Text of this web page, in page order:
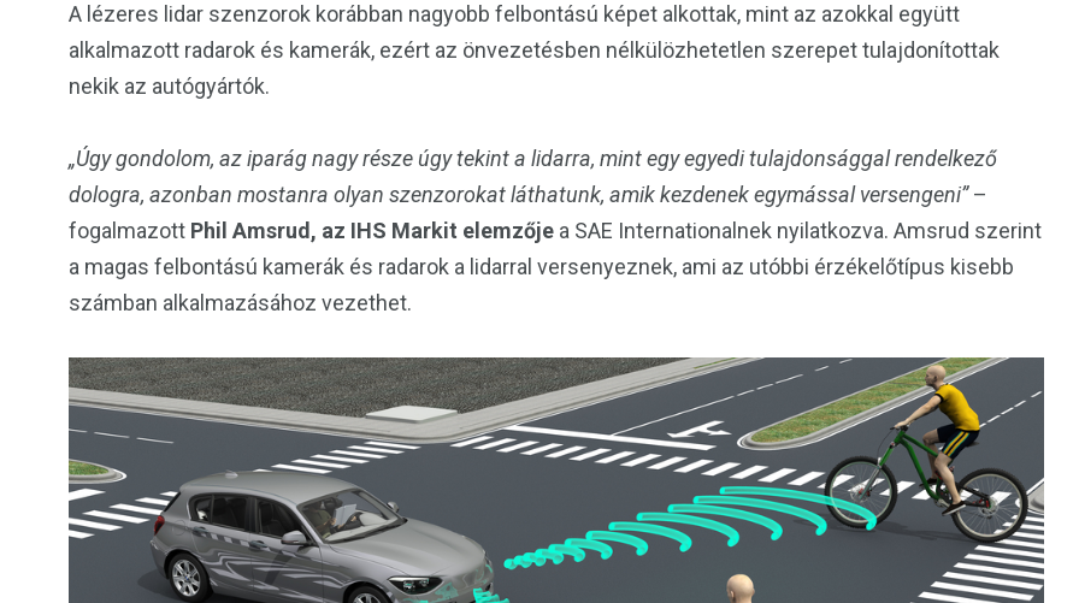
A lézeres lidar szenzorok korábban nagyobb felbontású képet alkottak, mint az azokkal együtt
alkalmazott radarok és kamerák, ezért az önvezetésben nélkülözhetetlen szerepet tulajdonítottak
nekik az autógyártók.
„Úgy gondolom, az iparág nagy része úgy tekint a lidarra, mint egy egyedi tulajdonsággal rendelkező
dologra, azonban mostanra olyan szenzorokat láthatunk, amik kezdenek egymással versengeni”–
fogalmazott Phil Amsrud, az IHS Markit elemzője a SAE Internationalnek nyilatkozva. Amsrud szerint
a magas felbontású kamerák és radarok a lidarral versenyeznek, ami az utóbbi érzékelőtípus kisebb
számban alkalmazásához vezethet.